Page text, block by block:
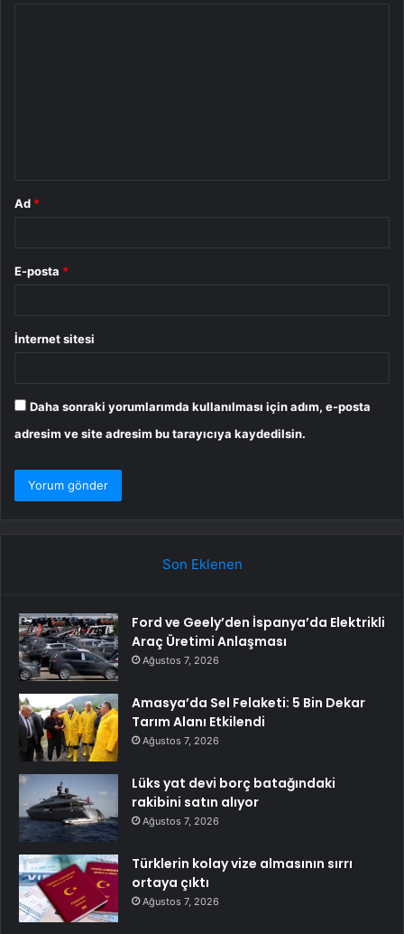
Ad *
E-posta *
İnternet sitesi
Daha sonraki yorumlarımda kullanılması için adım, e-posta
adresim ve site adresim bu tarayıcıya kaydedilsin.
Son Eklenen
Ford ve Geely’den İspanya’da Elektrikli
Araç Üretimi Anlaşması
Ağustos 7, 2026
Amasya’da Sel Felaketi: 5 Bin Dekar
Tarım Alanı Etkilendi
Ağustos 7, 2026
Lüks yat devi borç batağındaki
rakibini satın alıyor
Ağustos 7, 2026
Türklerin kolay vize almasının sırrı
ortaya çıktı
Ağustos 7, 2026